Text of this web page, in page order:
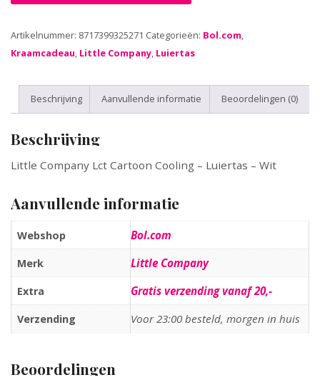
Artikelnummer: 8717399325271 Categorieën: Bol.com,
Kraamcadeau, Little Company, Luiertas
Beschrijving Aanvullende informatie Beoordelingen (0)
Beschrijving
Little Company Lct Cartoon Cooling – Luiertas – Wit
Aanvullende informatie
Webshop Bol.com
Merk Little Company
Extra Gratis verzending vanaf 20,-
Verzending Voor 23:00 besteld, morgen in huis
Beoordelingen